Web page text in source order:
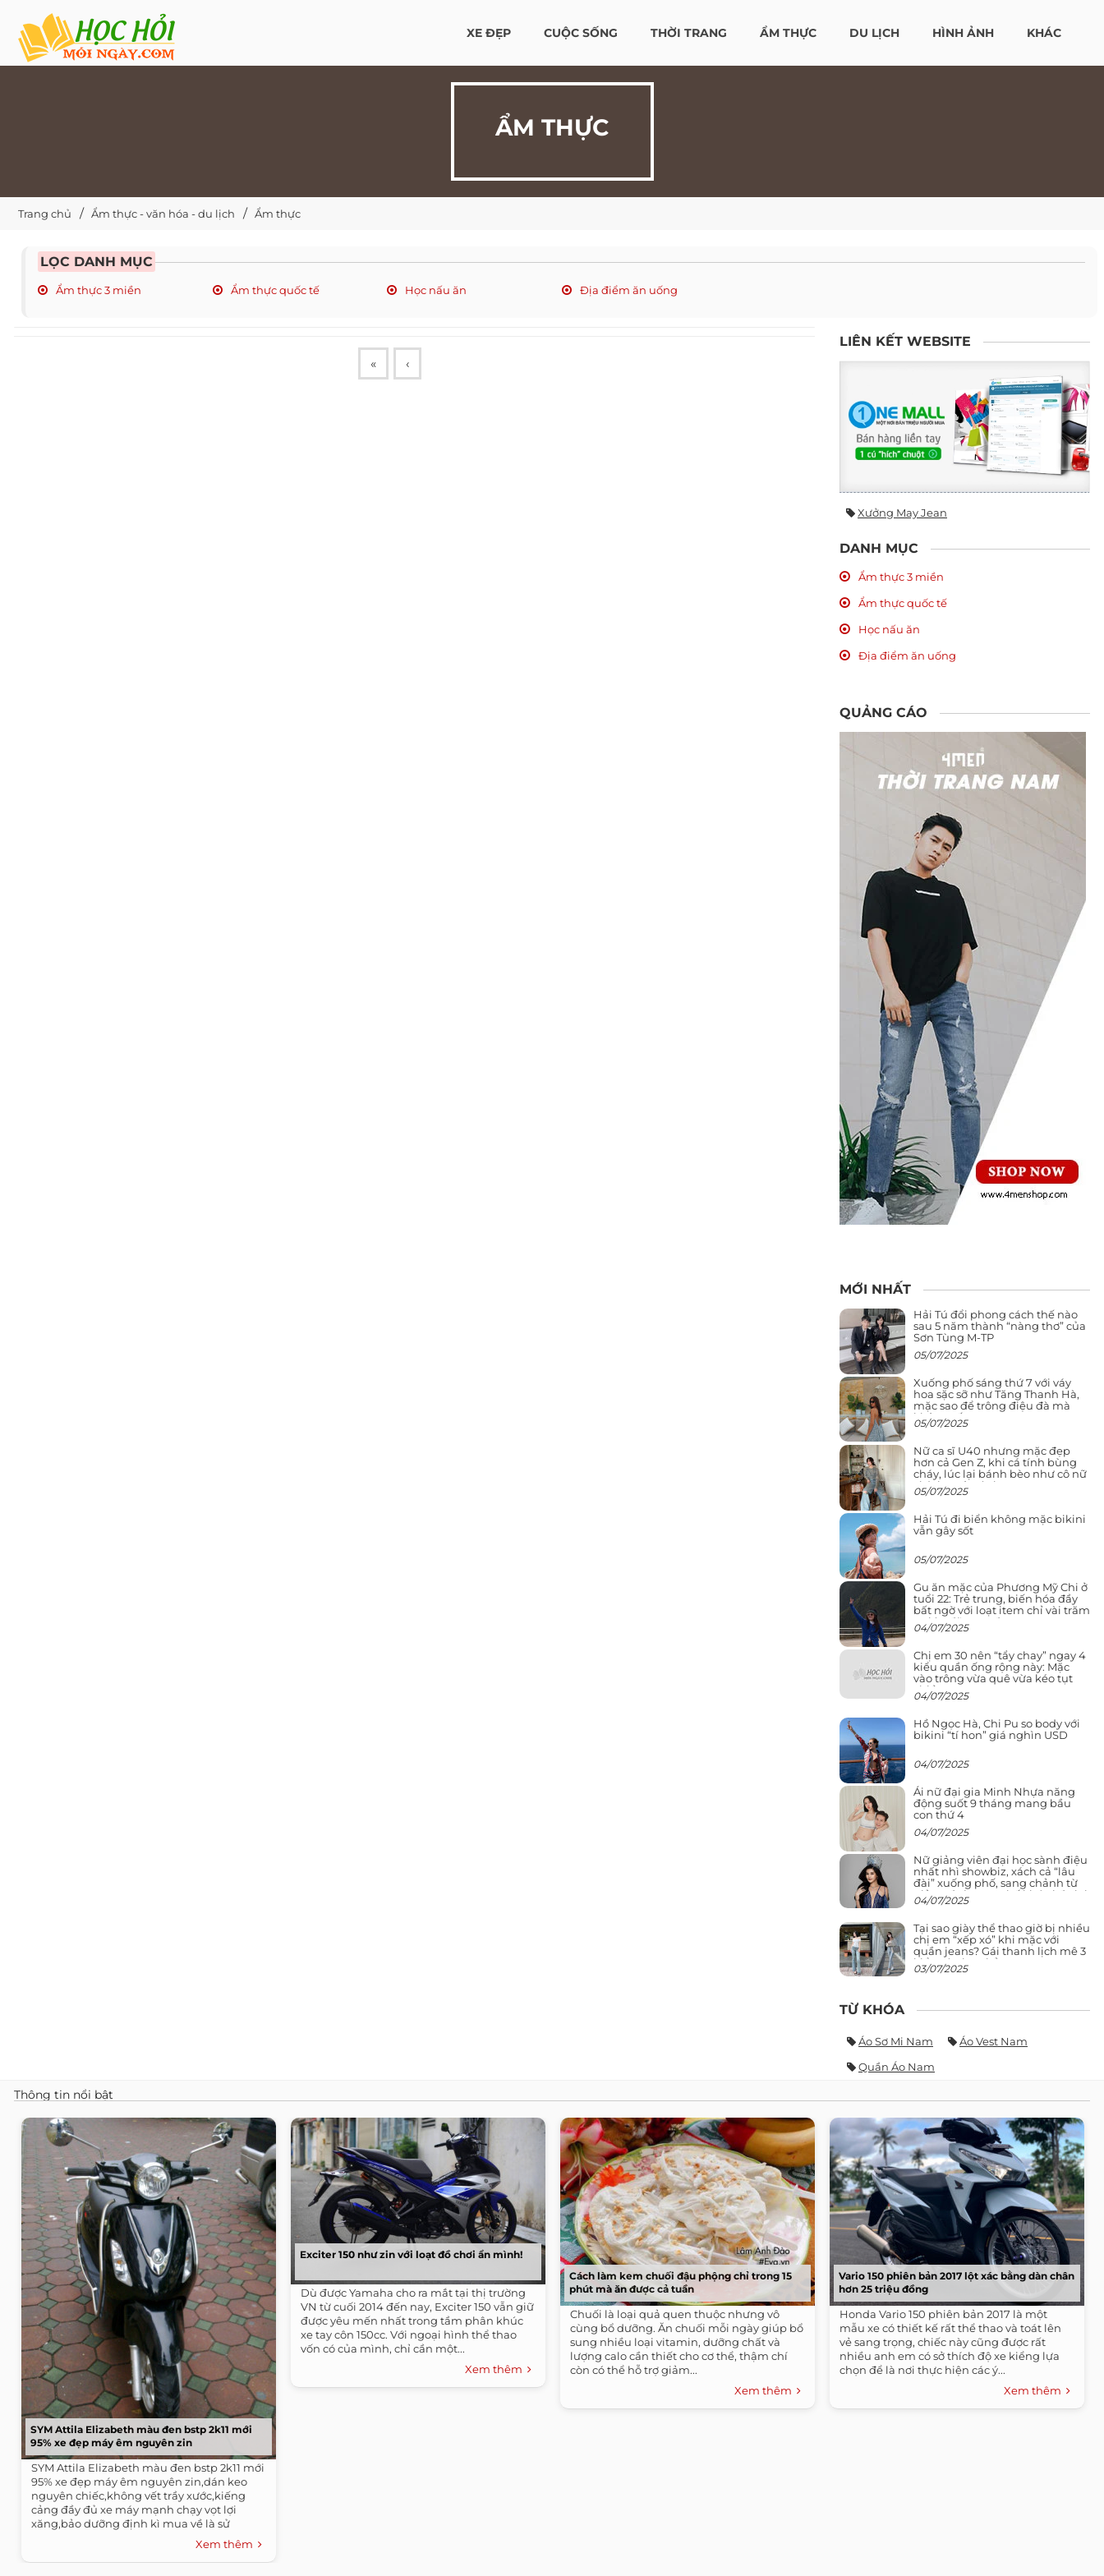
XE ĐẸP CUỘC SỐNG THỜI TRANG ẨM THỰC DU LỊCH HÌNH ẢNH KHÁC
ẨM THỰC
Trang chủ Ẩm thực - văn hóa - du lịch Ẩm thực
LỌC DANH MỤC
Ẩm thực 3 miền Ẩm thực quốc tế Học nấu ăn Địa điểm ăn uống
« ‹
LIÊN KẾT WEBSITE
Xưởng May Jean
DANH MỤC
Ẩm thực 3 miền
Ẩm thực quốc tế
Học nấu ăn
Địa điểm ăn uống
QUẢNG CÁO
MỚI NHẤT
Hải Tú đổi phong cách thế nào
sau 5 năm thành “nàng thơ” của
Sơn Tùng M-TP
05/07/2025
Xuống phố sáng thứ 7 với váy
hoa sặc sỡ như Tăng Thanh Hà,
mặc sao để trông điệu đà mà
không sến
05/07/2025
Nữ ca sĩ U40 nhưng mặc đẹp
hơn cả Gen Z, khi cá tính bùng
cháy, lúc lại bánh bèo như cô nữ
chính ngôn tình
05/07/2025
Hải Tú đi biển không mặc bikini
vẫn gây sốt
05/07/2025
Gu ăn mặc của Phương Mỹ Chi ở
tuổi 22: Trẻ trung, biến hóa đầy
bất ngờ với loạt item chỉ vài trăm
nghìn đã mua được
04/07/2025
Chị em 30 nên “tẩy chay” ngay 4
kiểu quần ống rộng này: Mặc
vào trông vừa quê vừa kéo tụt
chiều cao
04/07/2025
Hồ Ngọc Hà, Chi Pu so body với
bikini “tí hon” giá nghìn USD
04/07/2025
Ái nữ đại gia Minh Nhựa năng
động suốt 9 tháng mang bầu
con thứ 4
04/07/2025
Nữ giảng viên đại học sành điệu
nhất nhì showbiz, xách cả “lâu
đài” xuống phố, sang chảnh từ
giảng đường ra phố khó ai đọ lại
04/07/2025
Tại sao giày thể thao giờ bị nhiều
chị em “xếp xó” khi mặc với
quần jeans? Gái thanh lịch mê 3
kiểu này hơn hẳn
03/07/2025
TỪ KHÓA
Áo Sơ Mi Nam
Áo Vest Nam
Quần Áo Nam
Thông tin nổi bật
SYM Attila Elizabeth màu đen bstp 2k11 mới
95% xe đẹp máy êm nguyên zin
SYM Attila Elizabeth màu đen bstp 2k11 mới
95% xe đẹp máy êm nguyên zin,dán keo
nguyên chiếc,không vết trầy xước,kiếng
cảng đầy đủ xe máy mạnh chạy vọt lợi
xăng,bảo dưỡng định kì mua về là sử
Xem thêm
Exciter 150 như zin với loạt đồ chơi ẩn mình!
Dù được Yamaha cho ra mắt tại thị trường
VN từ cuối 2014 đến nay, Exciter 150 vẫn giữ
được yêu mến nhất trong tầm phân khúc
xe tay côn 150cc. Với ngoại hình thể thao
vốn có của mình, chỉ cần một...
Xem thêm
Cách làm kem chuối đậu phộng chỉ trong 15
phút mà ăn được cả tuần
Chuối là loại quả quen thuộc nhưng vô
cùng bổ dưỡng. Ăn chuối mỗi ngày giúp bổ
sung nhiều loại vitamin, dưỡng chất và
lượng calo cần thiết cho cơ thể, thậm chí
còn có thể hỗ trợ giảm...
Xem thêm
Vario 150 phiên bản 2017 lột xác bằng dàn chân
hơn 25 triệu đồng
Honda Vario 150 phiên bản 2017 là một
mẫu xe có thiết kế rất thể thao và toát lên
vẻ sang trọng, chiếc này cũng được rất
nhiều anh em có sở thích độ xe kiểng lựa
chọn để là nơi thực hiện các ý...
Xem thêm